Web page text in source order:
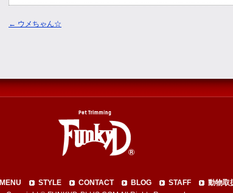
← ウメちゃん☆
MENU STYLE CONTACT BLOG STAFF
動物取